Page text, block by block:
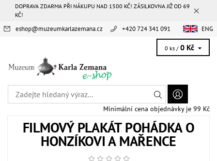
DOPRAVA ZDARMA PŘI NÁKUPU NAD 1500 KČ! ZÁSILKOVNA JIŽ OD 69
KČ!
+420 724 341 091
eshop@muzeumkarlazemana.cz ENG
0 ks / 0 Kč
Minimální cena objednávky je 99 Kč
FILMOVÝ PLAKÁT POHÁDKA O
HONZÍKOVI A MAŘENCE